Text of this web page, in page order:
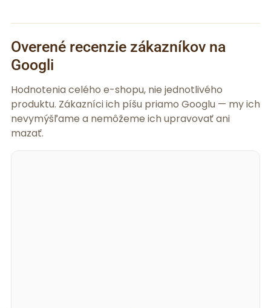
Overené recenzie zákazníkov na
Googli
Hodnotenia celého e-shopu, nie jednotlivého
produktu. Zákazníci ich píšu priamo Googlu — my ich
nevymýšľame a nemôžeme ich upravovať ani
mazať.